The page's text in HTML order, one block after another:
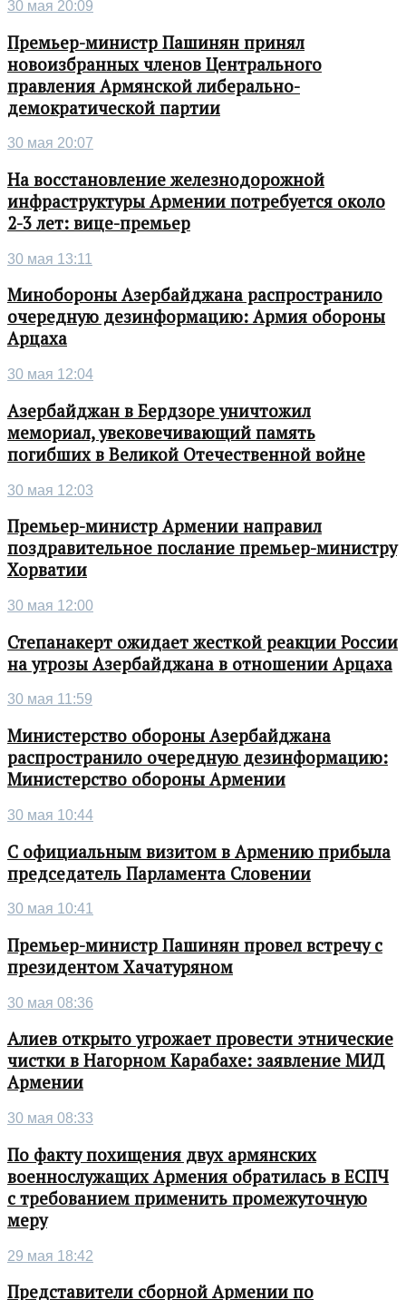
30 мая 20:09
Премьер-министр Пашинян принял
новоизбранных членов Центрального
правления Армянской либерально-
демократической партии
30 мая 20:07
На восстановление железнодорожной
инфраструктуры Армении потребуется около
2-3 лет: вице-премьер
30 мая 13:11
Минобороны Азербайджана распространило
очередную дезинформацию: Армия обороны
Арцаха
30 мая 12:04
Азербайджан в Бердзоре уничтожил
мемориал, увековечивающий память
погибших в Великой Отечественной войне
30 мая 12:03
Премьер-министр Армении направил
поздравительное послание премьер-министру
Хорватии
30 мая 12:00
Степанакерт ожидает жесткой реакции России
на угрозы Азербайджана в отношении Арцаха
30 мая 11:59
Министерство обороны Азербайджана
распространило очередную дезинформацию:
Министерство обороны Армении
30 мая 10:44
С официальным визитом в Армению прибыла
председатель Парламента Словении
30 мая 10:41
Премьер-министр Пашинян провел встречу с
президентом Хачатуряном
30 мая 08:36
Алиев открыто угрожает провести этнические
чистки в Нагорном Карабахе: заявление МИД
Армении
30 мая 08:33
По факту похищения двух армянских
военнослужащих Армения обратилась в ЕСПЧ
с требованием применить промежуточную
меру
29 мая 18:42
Представители сборной Армении по